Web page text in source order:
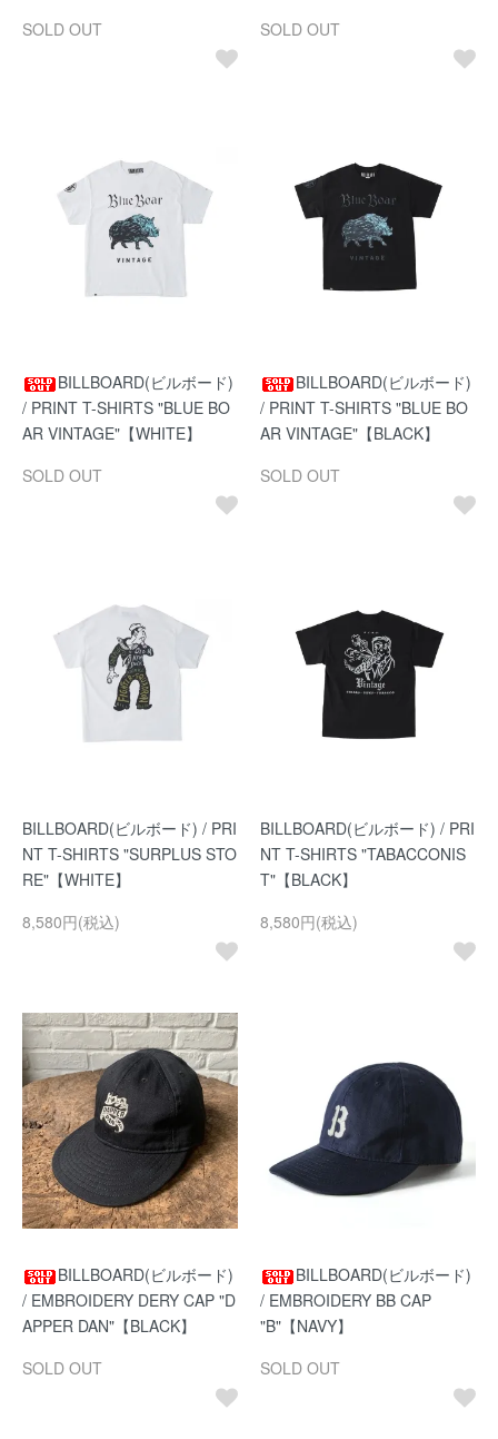
SOLD OUT
SOLD OUT
BILLBOARD(ビルボード)
/ PRINT T-SHIRTS "BLUE BO
AR VINTAGE"【WHITE】
SOLD OUT
BILLBOARD(ビルボード)
/ PRINT T-SHIRTS "BLUE BO
AR VINTAGE"【BLACK】
SOLD OUT
BILLBOARD(ビルボード) / PRI
NT T-SHIRTS "SURPLUS STO
RE"【WHITE】
8,580円(税込)
BILLBOARD(ビルボード) / PRI
NT T-SHIRTS "TABACCONIS
T"【BLACK】
8,580円(税込)
BILLBOARD(ビルボード)
/ EMBROIDERY DERY CAP "D
APPER DAN"【BLACK】
SOLD OUT
BILLBOARD(ビルボード)
/ EMBROIDERY BB CAP
"B"【NAVY】
SOLD OUT